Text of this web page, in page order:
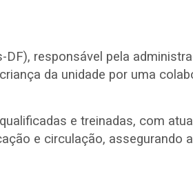
responsável pela
da unidade por uma
e treinadas, com
e circulação, assegurando